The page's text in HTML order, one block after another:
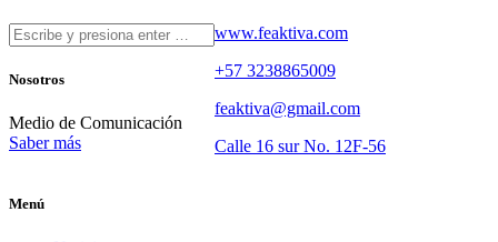
www.feaktiva.com
+57 3238865009
feaktiva@gmail.com
Calle 16 sur No. 12F-56
Nosotros
Medio de Comunicación
Saber más
Menú